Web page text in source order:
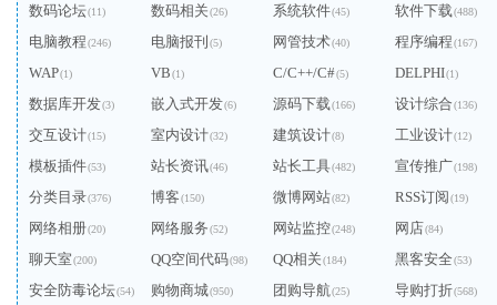
数码论坛(11) 数码相关(26) 系统软件(45) 软件下载(488)
电脑教程(246) 电脑报刊 (5) 网管技术(40) 程序编程(167)
WAP(1) VB(1) C/C++/C#(5) DELPHI(1)
数据库开发(3) 嵌入式开发(6) 源码下载(166) 设计综合(136)
交互设计(15) 室内设计(32) 建筑设计(8) 工业设计(12)
模板插件(53) 站长资讯(46) 站长工具(482) 宣传推广(198)
分类目录(376) 博客(150) 微博网站(82) RSS订阅(19)
网络相册(20) 网络服务(52) 网站监控(248) 网店(84)
聊天室(200) QQ空间代码(98) QQ相关(184) 黑客安全(53)
安全防毒论坛(54) 购物商城(950) 团购导航(25) 导购打折(568)